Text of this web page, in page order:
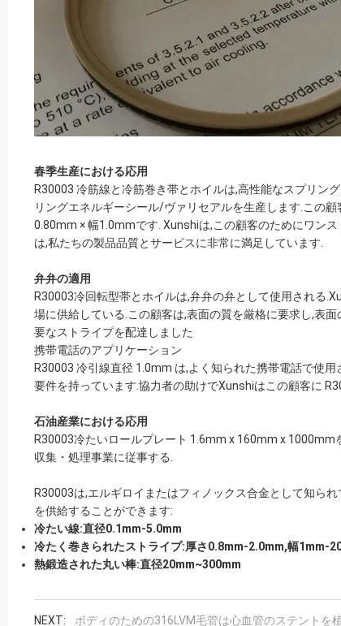
春季生産における応用
R30003 冷筋線と冷筋巻き帯とホイルは,高性能なスプリン
リングエネルギーシール/ヴァリセアルを生産します.この
0.80mm × 幅1.0mmです. Xunshiは,この顧客のためにワン
は,私たちの製品品質とサービスに非常に満足しています.
弁弁の適用
R30003冷回転型帯とホイルは,弁弁の弁として使用される
場に供給している.この顧客は,表面の質を厳格に要求し,表
要なストライプを配達しました
携帯電話のアプリケーション
R30003 冷引線直径 1.0mm は,よく知られた携帯電話で使
要件を持っています.協力者の助けでXunshiはこの顧客に
石油産業における応用
R30003冷たいロールプレート 1.6mm x 160mm x
収集・処理事業に従事する.
R30003は,エルギロイまたはフィノックス合金として知ら
を供給することができます:
冷たい線:直径0.1mm-5.0mm
冷たく巻きられたストライプ:厚さ0.8mm-2.0mm,幅1mm-
熱鍛造された丸い棒:直径20mm~300mm
NEXT: ボディのための316LVM毛管は心血管のステントを